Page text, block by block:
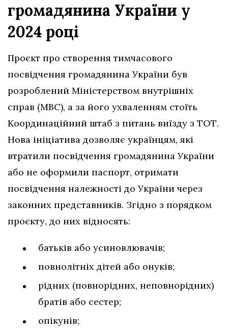
громадянина України у
2024 році
Проєкт про створення тимчасового
посвідчення громадянина України був
розроблений Міністерством внутрішніх
справ (МВС), а за його ухваленням стоїть
Координаційний штаб з питань виїзду з ТОТ.
Нова ініціатива дозволяє українцям, які
втратили посвідчення громадянина України
або не оформили паспорт, отримати
посвідчення належності до України через
законних представників. Згідно з порядком
проєкту, до них відносять:
батьків або усиновлювачів;
повнолітніх дітей або онуків;
рідних (повнорідних, неповнорідних)
братів або сестер;
опікунів;